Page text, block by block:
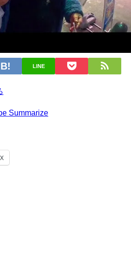
LINE
Summarize
X